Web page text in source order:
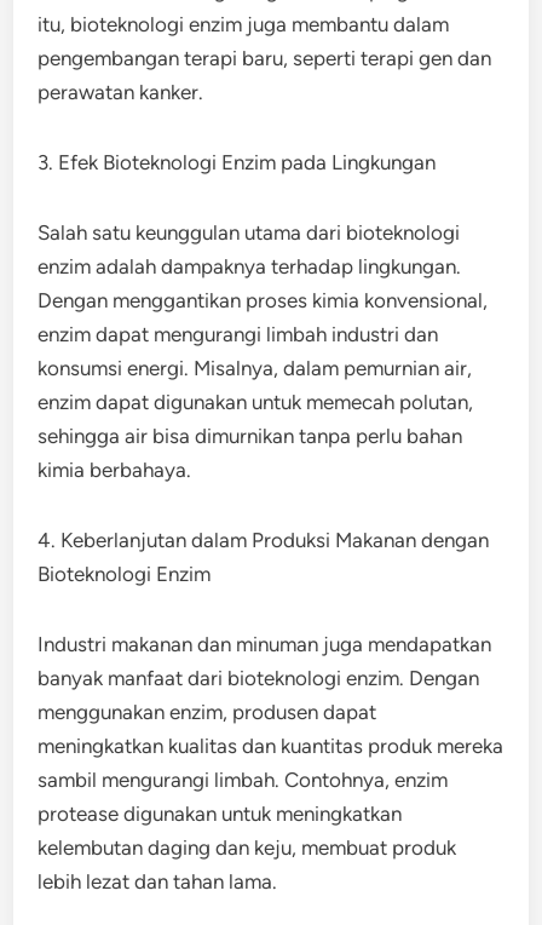
itu, bioteknologi enzim juga membantu dalam
pengembangan terapi baru, seperti terapi gen dan
perawatan kanker.
3. Efek Bioteknologi Enzim pada Lingkungan
Salah satu keunggulan utama dari bioteknologi
enzim adalah dampaknya terhadap lingkungan.
Dengan menggantikan proses kimia konvensional,
enzim dapat mengurangi limbah industri dan
konsumsi energi. Misalnya, dalam pemurnian air,
enzim dapat digunakan untuk memecah polutan,
sehingga air bisa dimurnikan tanpa perlu bahan
kimia berbahaya.
4. Keberlanjutan dalam Produksi Makanan dengan
Bioteknologi Enzim
Industri makanan dan minuman juga mendapatkan
banyak manfaat dari bioteknologi enzim. Dengan
menggunakan enzim, produsen dapat
meningkatkan kualitas dan kuantitas produk mereka
sambil mengurangi limbah. Contohnya, enzim
protease digunakan untuk meningkatkan
kelembutan daging dan keju, membuat produk
lebih lezat dan tahan lama.